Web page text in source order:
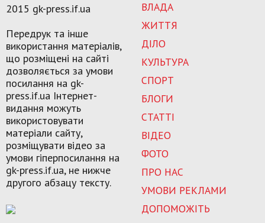
ВЛАДА
ЖИТТЯ
ДІЛО
КУЛЬТУРА
СПОРТ
БЛОГИ
СТАТТІ
ВІДЕО
ФОТО
ПРО НАС
УМОВИ РЕКЛАМИ
ДОПОМОЖІТЬ
2015 gk-press.if.ua
Передрук та інше
використання матеріалів,
що розміщені на сайті
дозволяється за умови
посилання на gk-
press.if.ua Інтернет-
видання можуть
використовувати
матеріали сайту,
розміщувати відео за
умови гіперпосилання на
gk-press.if.ua, не нижче
другого абзацу тексту.